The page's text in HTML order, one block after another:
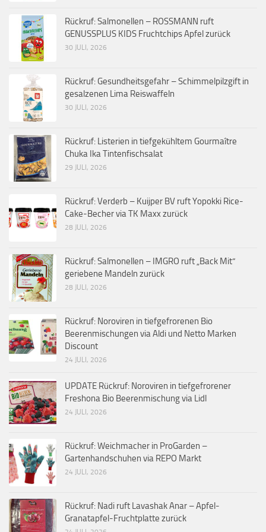
Rückruf: Salmonellen – ROSSMANN ruft
GENUSSPLUS KIDS Fruchtchips Apfel zurück
30 JULI, 2026
Rückruf: Gesundheitsgefahr – Schimmelpilzgift in
gesalzenen Lima Reiswaffeln
30 JULI, 2026
Rückruf: Listerien in tiefgekühltem Gourmaître
Chuka Ika Tintenfischsalat
29 JULI, 2026
Rückruf: Verderb – Kuijper BV ruft Yopokki Rice-
Cake-Becher via TK Maxx zurück
28 JULI, 2026
Rückruf: Salmonellen – IMGRO ruft „Back Mit“
geriebene Mandeln zurück
28 JULI, 2026
Rückruf: Noroviren in tiefgefrorenen Bio
Beerenmischungen via Aldi und Netto Marken
Discount
24 JULI, 2026
UPDATE Rückruf: Noroviren in tiefgefrorener
Freshona Bio Beerenmischung via Lidl
24 JULI, 2026
Rückruf: Weichmacher in ProGarden –
Gartenhandschuhen via REPO Markt
24 JULI, 2026
Rückruf: Nadi ruft Lavashak Anar – Apfel-
Granatapfel-Fruchtplatte zurück